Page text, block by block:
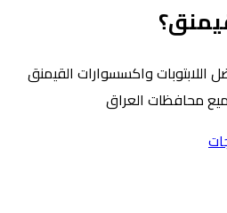
اللابتوبات واكسسوارات القيمنق
محافظات العراق